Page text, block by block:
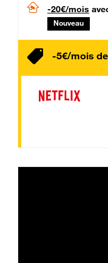
-20€/mois
Nouveau
-5€/mois